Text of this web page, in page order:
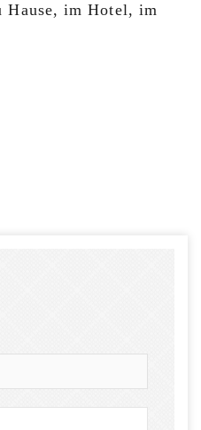
Hause, im Hotel, im